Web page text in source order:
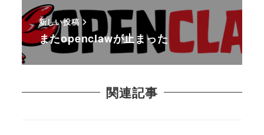
新しい投稿
またopenclawが止まった
関連記事